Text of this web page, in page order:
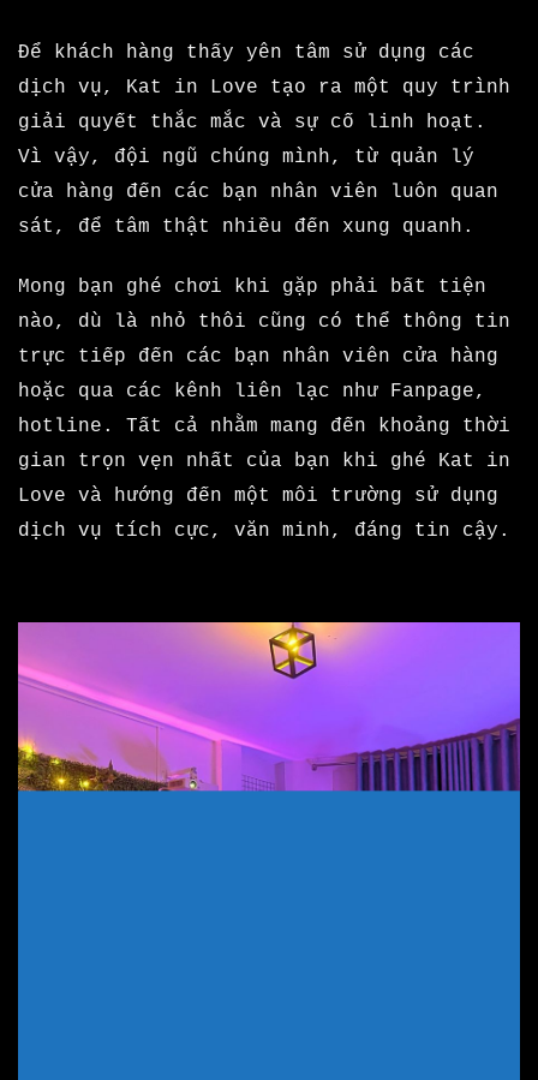
Để khách hàng thấy yên tâm sử dụng các
dịch vụ, Kat in Love tạo ra một quy trình
giải quyết thắc mắc và sự cố linh hoạt.
Vì vậy, đội ngũ chúng mình, từ quản lý
cửa hàng đến các bạn nhân viên luôn quan
sát, để tâm thật nhiều đến xung quanh.
Mong bạn ghé chơi khi gặp phải bất tiện
nào, dù là nhỏ thôi cũng có thể thông tin
trực tiếp đến các bạn nhân viên cửa hàng
hoặc qua các kênh liên lạc như Fanpage,
hotline. Tất cả nhằm mang đến khoảng thời
gian trọn vẹn nhất của bạn khi ghé Kat in
Love và hướng đến một môi trường sử dụng
dịch vụ tích cực, văn minh, đáng tin cậy.